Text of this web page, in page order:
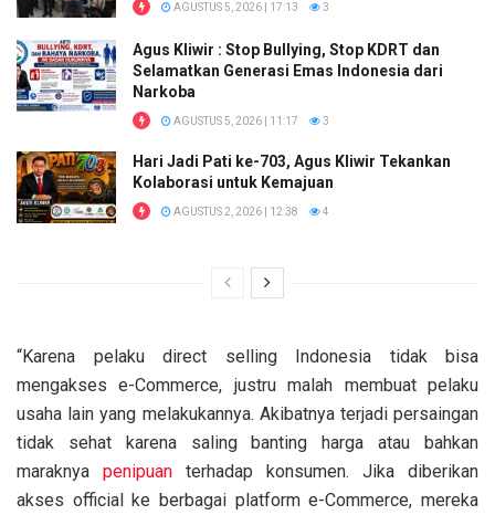
AGUSTUS 5, 2026 | 17:13 3
Agus Kliwir : Stop Bullying, Stop KDRT dan
Selamatkan Generasi Emas Indonesia dari
Narkoba
AGUSTUS 5, 2026 | 11:17 3
Hari Jadi Pati ke-703, Agus Kliwir Tekankan
Kolaborasi untuk Kemajuan
AGUSTUS 2, 2026 | 12:38 4
“Karena pelaku direct selling Indonesia tidak bisa
mengakses e-Commerce, justru malah membuat pelaku
usaha lain yang melakukannya. Akibatnya terjadi persaingan
tidak sehat karena saling banting harga atau bahkan
maraknya penipuan terhadap konsumen. Jika diberikan
akses official ke berbagai platform e-Commerce, mereka